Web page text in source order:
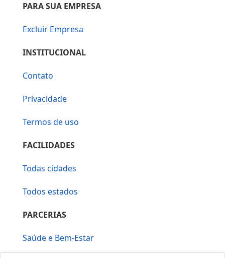
PARA SUA EMPRESA
Excluir Empresa
INSTITUCIONAL
Contato
Privacidade
Termos de uso
FACILIDADES
Todas cidades
Todos estados
PARCERIAS
Saúde e Bem-Estar